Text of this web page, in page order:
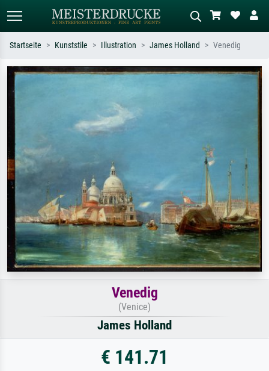
Standardsuche KI-Bildersuche
Suchen Sie nach Künstlern, Werktiteln
Sternennacht, Impressionismus, Welle
Hokusai, Akt.
Beschreiben Sie die Szene – z.B. Grüne
Startseite Kunststile Illustration James Holland Venedig
Venedig
(Venice)
James Holland
€ 141.71